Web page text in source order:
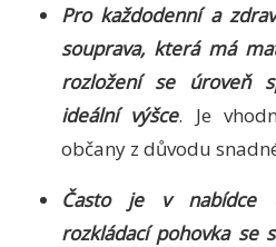
Pro každodenní a
souprava, která má
rozložení se úroveň
ideální výšce. Je
občany z důvodu
Často je v nabídce
rozkládací pohovka se